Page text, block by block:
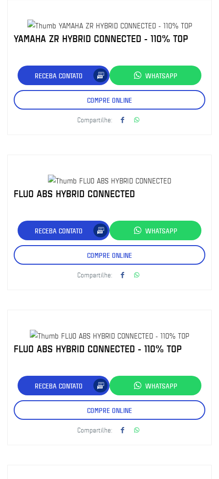
YAMAHA ZR HYBRID CONNECTED - 110% TOP
RECEBA CONTATO WHATSAPP
COMPRE ONLINE
Compartilhe:
FLUO ABS HYBRID CONNECTED
RECEBA CONTATO WHATSAPP
COMPRE ONLINE
Compartilhe:
FLUO ABS HYBRID CONNECTED - 110% TOP
RECEBA CONTATO WHATSAPP
COMPRE ONLINE
Compartilhe: